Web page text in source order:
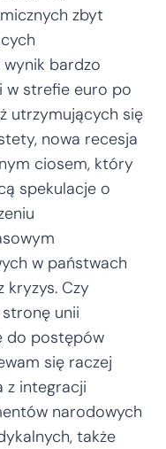
zbyt
wynik bardzo
w strefie euro po
utrzymujących się
nowa recesja
ciosem, który
spekulacje o
w państwach
kryzys. Czy
unii
do postępów
się raczej
z integracji
narodowych
także